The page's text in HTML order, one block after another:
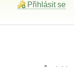
Přihlásit se